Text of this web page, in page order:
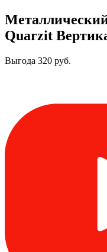
Quarzit
Выгода 320 руб.